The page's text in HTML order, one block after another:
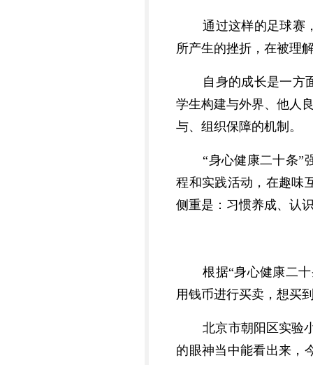
通过这样的足球赛
所产生的挫折，在被理
自身的成长是一方
学生构建与外界、他人
与、组织保障的机制。
“身心健康二十条”
程和实践活动，在趣味
侧重是：习惯养成、认
根据“身心健康二
用钱币进行买卖，想买
北京市朝阳区实验
的眼神当中能看出来，